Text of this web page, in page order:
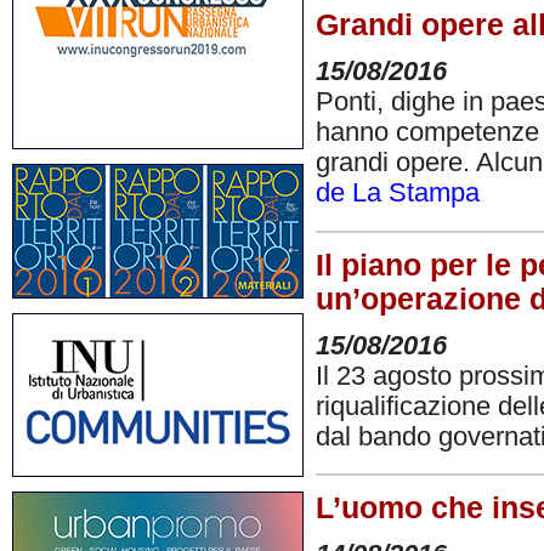
Grandi opere
15/08/2016
Ponti, dighe in
hanno
grandi opere.
de La Stampa
Il piano per le
un’operazione
15/08/2016
Il 23 agosto
riqualificazione
dal bando
L’uomo che